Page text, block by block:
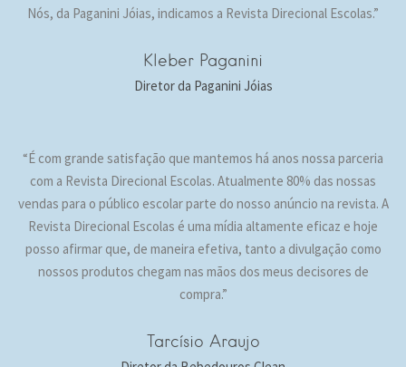
Nós, da Paganini Jóias, indicamos a Revista Direcional Escolas.”
Kleber Paganini
Diretor da Paganini Jóias
“É com grande satisfação que mantemos há anos nossa parceria
com a Revista Direcional Escolas. Atualmente 80% das nossas
vendas para o público escolar parte do nosso anúncio na revista. A
Revista Direcional Escolas é uma mídia altamente eficaz e hoje
posso afirmar que, de maneira efetiva, tanto a divulgação como
nossos produtos chegam nas mãos dos meus decisores de
compra.”
Tarcísio Araujo